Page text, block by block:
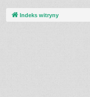
Indeks witryny